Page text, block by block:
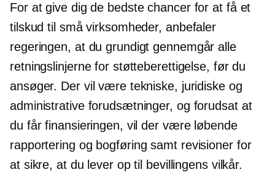
For at give dig de bedste chancer for at få et
tilskud til små virksomheder, anbefaler
regeringen, at du grundigt gennemgår alle
retningslinjerne for støtteberettigelse, før du
ansøger. Der vil være tekniske, juridiske og
administrative forudsætninger, og forudsat at
du får finansieringen, vil der være løbende
rapportering og bogføring samt revisioner for
at sikre, at du lever op til bevillingens vilkår.